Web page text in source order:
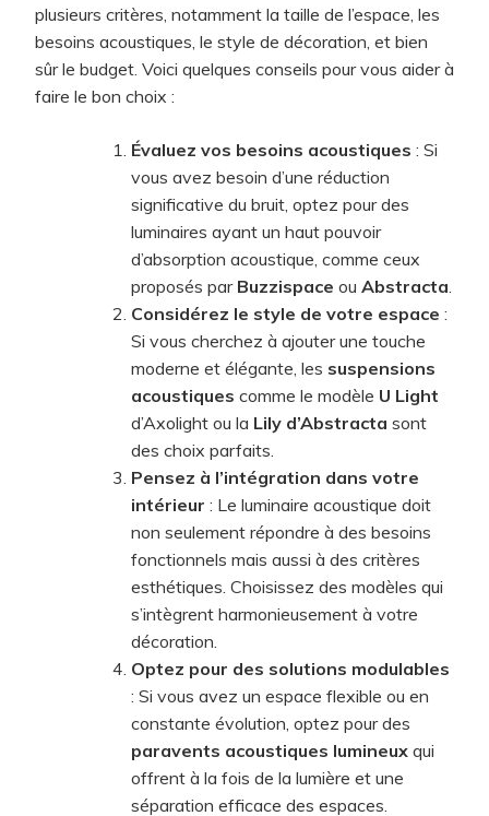
plusieurs critères, notamment la taille de l’espace, les
besoins acoustiques, le style de décoration, et bien
sûr le budget. Voici quelques conseils pour vous aider à
faire le bon choix :
Évaluez vos besoins acoustiques : Si
vous avez besoin d’une réduction
significative du bruit, optez pour des
luminaires ayant un haut pouvoir
d’absorption acoustique, comme ceux
proposés par Buzzispace ou Abstracta.
Considérez le style de votre espace :
Si vous cherchez à ajouter une touche
moderne et élégante, les suspensions
acoustiques comme le modèle U Light
d’Axolight ou la Lily d’Abstracta sont
des choix parfaits.
Pensez à l’intégration dans votre
intérieur : Le luminaire acoustique doit
non seulement répondre à des besoins
fonctionnels mais aussi à des critères
esthétiques. Choisissez des modèles qui
s’intègrent harmonieusement à votre
décoration.
Optez pour des solutions modulables
: Si vous avez un espace flexible ou en
constante évolution, optez pour des
paravents acoustiques lumineux qui
offrent à la fois de la lumière et une
séparation efficace des espaces.